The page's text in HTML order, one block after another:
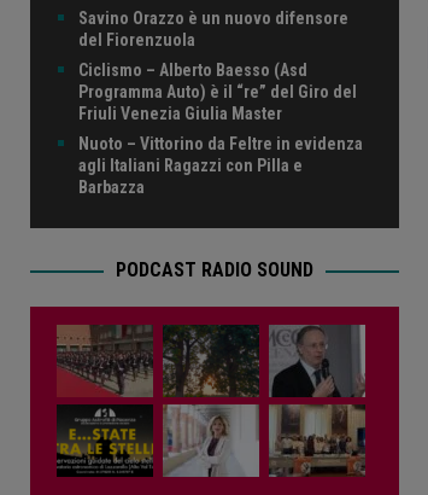
Savino Orazzo è un nuovo difensore
del Fiorenzuola
Ciclismo – Alberto Baesso (Asd
Programma Auto) è il “re” del Giro del
Friuli Venezia Giulia Master
Nuoto – Vittorino da Feltre in evidenza
agli Italiani Ragazzi con Pilla e
Barbazza
PODCAST RADIO SOUND